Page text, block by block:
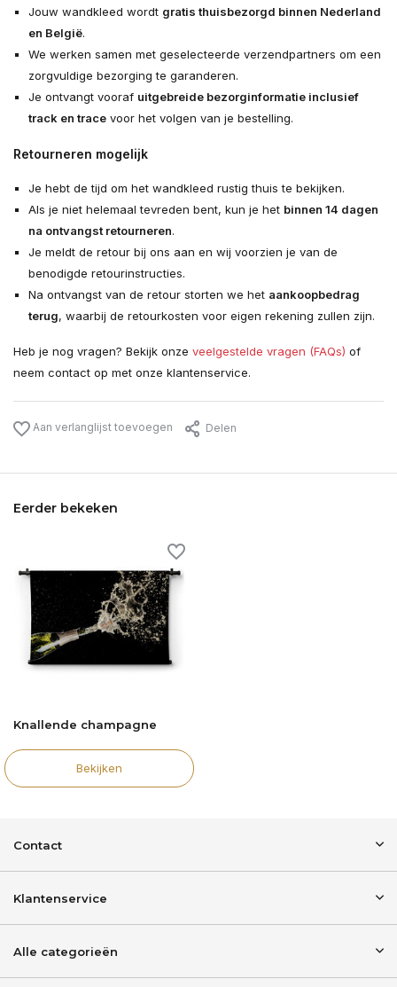
Jouw wandkleed wordt gratis thuisbezorgd binnen Nederland
en België.
We werken samen met geselecteerde verzendpartners om een
zorgvuldige bezorging te garanderen.
Je ontvangt vooraf uitgebreide bezorginformatie inclusief
track en tracevoor het volgen van je bestelling.
Retourneren mogelijk
Je hebt de tijd om het wandkleed rustig thuis te bekijken.
Als je niet helemaal tevreden bent, kun je het binnen 14 dagen
na ontvangst retourneren.
Je meldt de retour bij ons aan en wij voorzien je van de
benodigde retourinstructies.
Na ontvangst van de retour storten we het aankoopbedrag
terug, waarbij de retourkosten voor eigen rekening zullen zijn.
Heb je nog vragen? Bekijk onze veelgestelde vragen (FAQs) of
neem contact op met onze klantenservice.
Aan verlanglijst toevoegen Delen
Eerder bekeken
Knallende champagne
Bekijken
Contact
Klantenservice
Alle categorieën